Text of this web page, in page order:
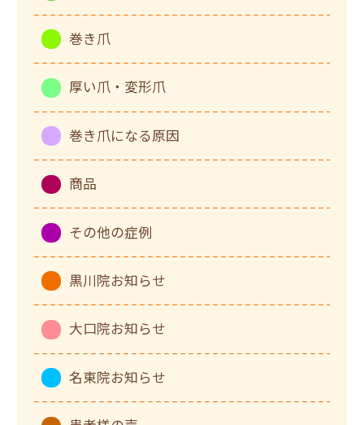
巻き爪
厚い爪・変形爪
巻き爪になる原因
商品
その他の症例
黒川院お知らせ
大口院お知らせ
名東院お知らせ